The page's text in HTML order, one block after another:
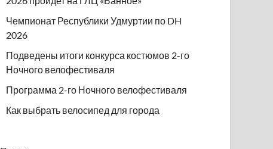
Чемпионат Республики Удмуртии по DH
2026
Подведены итоги конкурса костюмов 2-го
Ночного велофестиваля
Программа 2-го Ночного велофестиваля
Как выбрать велосипед для города